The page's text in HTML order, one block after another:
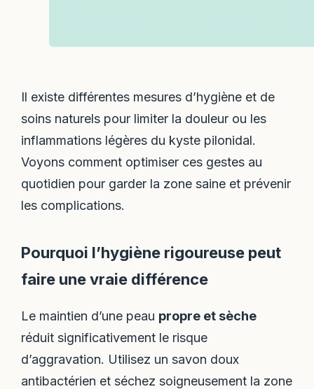
Il existe différentes mesures d’hygiène et de
soins naturels pour limiter la douleur ou les
inflammations légères du kyste pilonidal.
Voyons comment optimiser ces gestes au
quotidien pour garder la zone saine et prévenir
les complications.
Pourquoi l’hygiène rigoureuse peut
faire une vraie différence
Le maintien d’une peau propre et sèche
réduit significativement le risque
d’aggravation. Utilisez un savon doux
antibactérien et séchez soigneusement la zone